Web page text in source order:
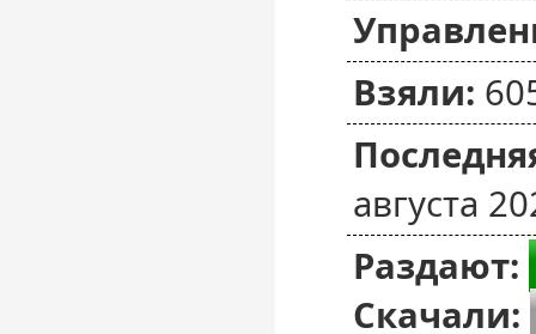
Взяли:
августа
Раздают:
Скачали: